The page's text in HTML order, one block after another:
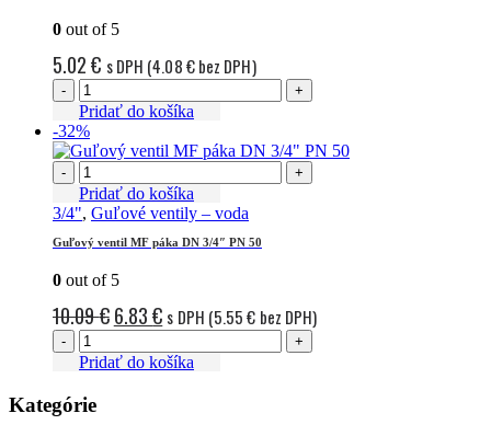
0 out of 5
5.02€ s DPH (4.08€bez DPH)
- +
Pridať do košíka
-32%
- +
Pridať do košíka
3/4", Guľové ventily – voda
Guľový ventil MF páka DN 3/4″ PN 50
0 out of 5
10.09€ Pôvodná
bola:
6.83€Aktuálna
je:
s DPH (5.55€ bez DPH)
- +
Pridať do košíka
Kategórie